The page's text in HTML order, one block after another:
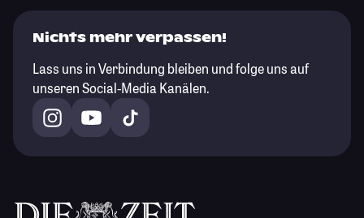
Nichts mehr verpassen!
Lass uns in Verbindung bleiben und folge uns auf
unseren Social-Media Kanälen.